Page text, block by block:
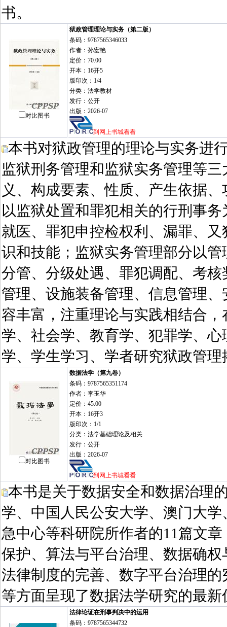
书。
对比图书
狱政管理理论与实务（第二版）
条码：9787565346033
作者：孙宏艳
定价：70.00
开本：16开5
版印次：1/4
分类：法学教材
发行：公开
出版：2026-07
到网上书城看看
本书对狱政管理的理论与实务进
监狱刑务管理和监狱实务管理等
义、构成要素、性质、产生依据
以监狱处置和罪犯相关的行刑事
就医、罪犯申控检权利、漏罪、
识和技能；监狱实务管理部分以
分管、分级处遇、罪犯调配、考
管理、设施装备管理、信息管理
容丰富，注重理论与实践相结合
学、社会学、教育学、犯罪学、
学、学生学习、学者研究狱政管
对比图书
数据法学（第九卷）
条码：9787565351174
作者：李玉华
定价：45.00
开本：16开3
版印次：1/1
分类：法学基础理论及相关
发行：公开
出版：2026-07
到网上书城看看
本书是关于数据安全和数据治理
学、中国人民公安大学、澳门大
急中心等科研院所作者的11篇文
保护、算法与平台治理、数据确
法律制度的完善、数字平台治理
等方面呈现了数据法学研究的最新
法律论证在刑事判决中的运用
条码：9787565344732